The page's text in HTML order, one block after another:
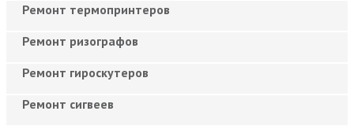
Ремонт термопринтеров
Ремонт ризографов
Ремонт гироскутеров
Ремонт сигвеев